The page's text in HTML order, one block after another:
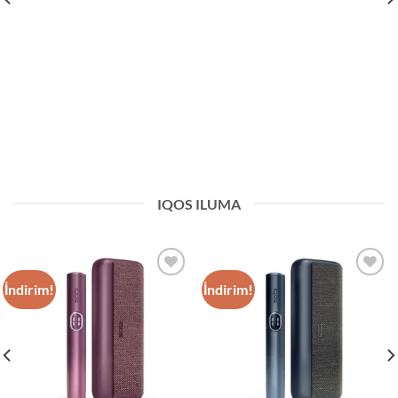
IQOS ILUMA
İndirim! İndirim!